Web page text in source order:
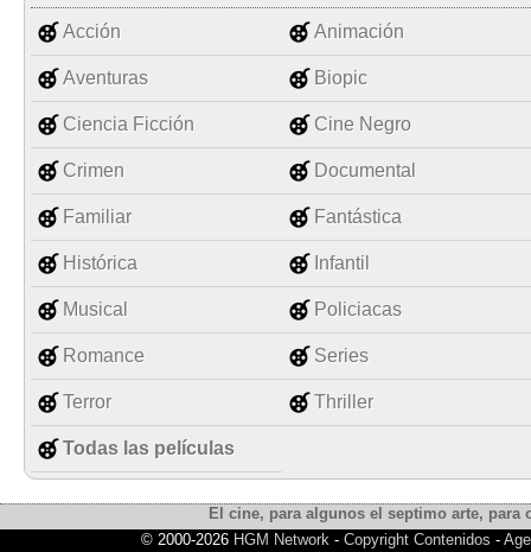
Acción Animación
Aventuras Biopic
Ciencia Ficción Cine Negro
Crimen Documental
Familiar Fantástica
Histórica Infantil
Musical Policiacas
Romance Series
Terror Thriller
Todas las películas
El cine, para algunos el septimo arte,
© 2000-2026 HGM Network- Copyright Contenidos -